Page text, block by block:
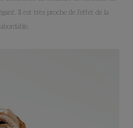
Il est très proche de l’effet de la